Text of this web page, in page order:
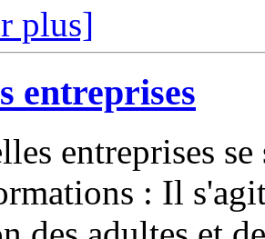
plus]
entreprises
entreprises
: Il